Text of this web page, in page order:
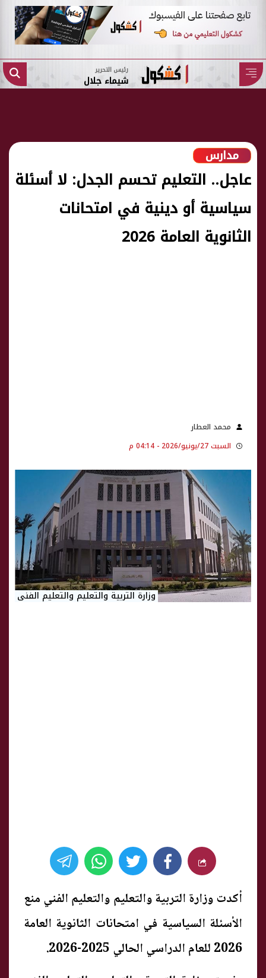
رئيس التحرير
شيماء جلال
مدارس
عاجل.. التعليم تحسم الجدل: لا أسئلة
سياسية أو دينية في امتحانات
الثانوية العامة 2026
محمد العطار
السبت 27/يونيو/2026 - 04:14 م
وزارة التربية والتعليم والتعليم الفنى
أكدت وزارة التربية والتعليم والتعليم الفني منع
الأسئلة السياسية في امتحانات الثانوية العامة
2026 للعام الدراسي الحالي 2025-2026.